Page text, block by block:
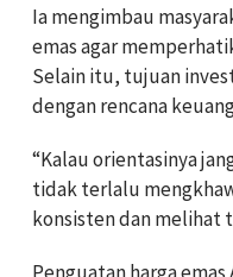
Ia mengimbau
emas agar
Selain itu, tujuan
dengan rencana
“Kalau orientasinya
tidak terlalu
konsisten dan melihat